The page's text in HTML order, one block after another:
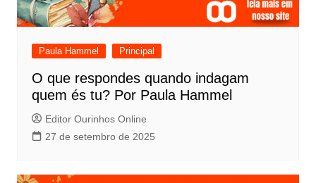
Paula Hammel Principal
O que respondes quando indagam
quem és tu? Por Paula Hammel
Editor Ourinhos Online
27 de setembro de 2025